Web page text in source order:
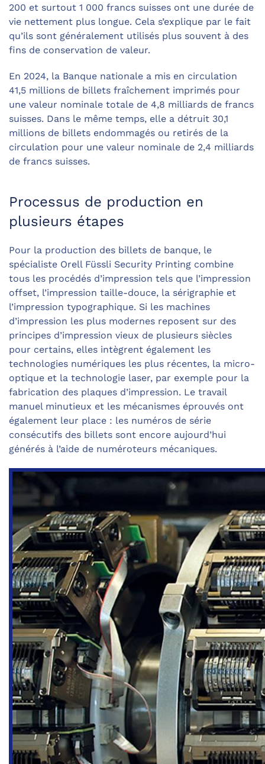
200 et surtout 1 000 francs suisses ont une durée de
vie nettement plus longue. Cela s’explique par le fait
qu’ils sont généralement utilisés plus souvent à des
fins de conservation de valeur.
En 2024, la Banque nationale a mis en circulation
41,5 millions de billets fraîchement imprimés pour
une valeur nominale totale de 4,8 milliards de francs
suisses. Dans le même temps, elle a détruit 30,1
millions de billets endommagés ou retirés de la
circulation pour une valeur nominale de 2,4 milliards
de francs suisses.
Processus de production en
plusieurs étapes
Pour la production des billets de banque, le
spécialiste Orell Füssli Security Printing combine
tous les procédés d’impression tels que l’impression
offset, l’impression taille-douce, la sérigraphie et
l’impression typographique. Si les machines
d’impression les plus modernes reposent sur des
principes d’impression vieux de plusieurs siècles
pour certains, elles intègrent également les
technologies numériques les plus récentes, la micro-
optique et la technologie laser, par exemple pour la
fabrication des plaques d’impression. Le travail
manuel minutieux et les mécanismes éprouvés ont
également leur place : les numéros de série
consécutifs des billets sont encore aujourd’hui
générés à l’aide de numéroteurs mécaniques.